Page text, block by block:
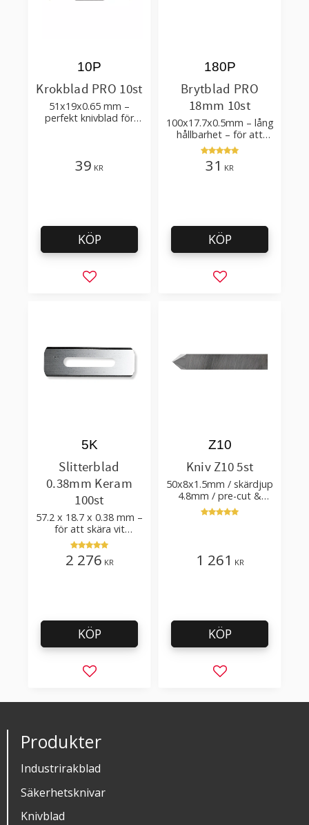
Krokblad PRO 10st
51x19x0.65 mm –
perfekt knivblad för
10P
39 KR
Lägg till i favoriter
KÖP
Brytblad PRO
18mm 10st
100x17.7x0.5mm – lång
hållbarhet – för att
skära kartong, tapet
och golvmaterial
180P
31 KR
Lägg till i
KÖP
Slitterblad
0.38mm Keram
100st
57.2 x 18.7 x 0.38 mm –
för att skära vit
plastfilm med tillsatser
5K
2 276 KR
Lägg till i favoriter
KÖP
Kniv Z10 5st
50x8x1.5mm / skärdjup
4.8mm / pre-cut &
post-cut 0.84xTm /
skärvinkel 50°
Z10
1 261 KR
Lägg till i
KÖP
Produkter
Industrirakblad
Säkerhetsknivar
Knivblad